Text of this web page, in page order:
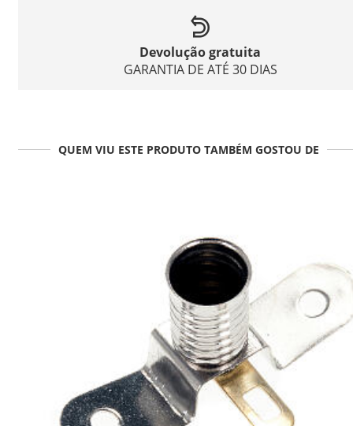
Devolução gratuita
GARANTIA DE ATÉ 30 DIAS
QUEM VIU ESTE PRODUTO TAMBÉM GOSTOU DE